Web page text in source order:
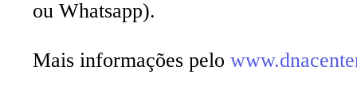
ou Whatsapp).
Mais informações pelo